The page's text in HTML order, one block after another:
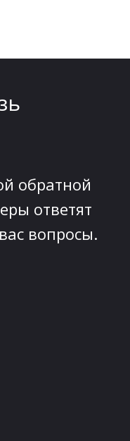
обратной
ответят
вопросы.